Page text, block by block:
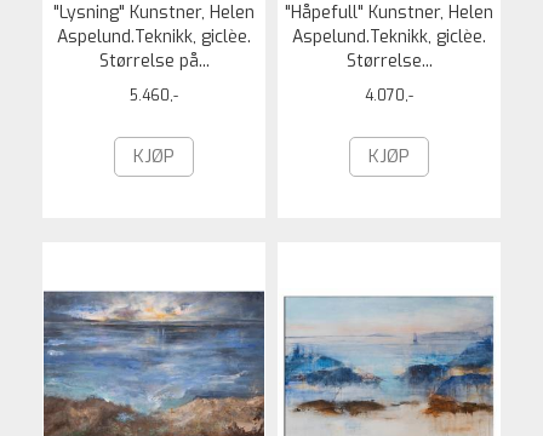
"Lysning" Kunstner, Helen
Aspelund.Teknikk, giclèe.
Størrelse på...
5.460,-
KJØP
"Håpefull" Kunstner, Helen
Aspelund.Teknikk, giclèe.
Størrelse...
4.070,-
KJØP